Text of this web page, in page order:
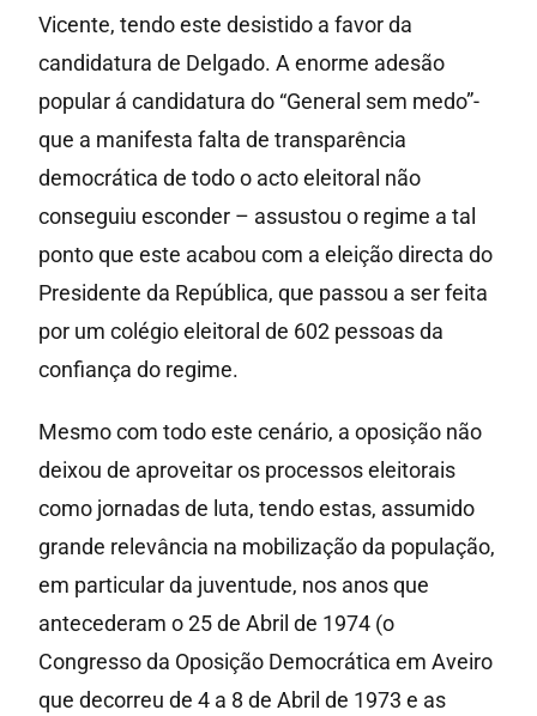
Vicente, tendo este desistido a favor da
candidatura de Delgado. A enorme adesão
popular á candidatura do “General sem medo”-
que a manifesta falta de transparência
democrática de todo o acto eleitoral não
conseguiu esconder – assustou o regime a tal
ponto que este acabou com a eleição directa do
Presidente da República, que passou a ser feita
por um colégio eleitoral de 602 pessoas da
confiança do regime.
Mesmo com todo este cenário, a oposição não
deixou de aproveitar os processos eleitorais
como jornadas de luta, tendo estas, assumido
grande relevância na mobilização da população,
em particular da juventude, nos anos que
antecederam o 25 de Abril de 1974 (o
Congresso da Oposição Democrática em Aveiro
que decorreu de 4 a 8 de Abril de 1973 e as